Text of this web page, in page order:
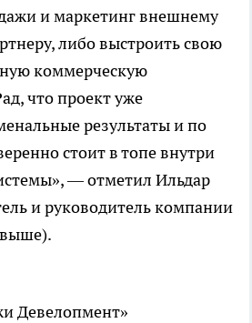
и маркетинг внешнему
либо выстроить свою
коммерческую
что проект уже
результаты и по
стоит в топе внутри
— отметил Ильдар
и руководитель компании
Девелопмент»